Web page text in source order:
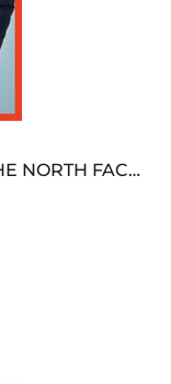
ノースフェイス 偽物 ダウン人気【THE NORTH FACE】M'S 7 SUMMIT HIM...